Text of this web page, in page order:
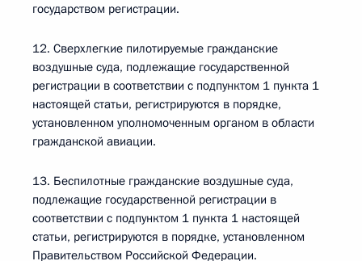
государством регистрации.
12. Сверхлегкие пилотируемые гражданские
воздушные суда, подлежащие государственной
регистрации в соответствии с подпунктом 1 пункта 1
настоящей статьи, регистрируются в порядке,
установленном уполномоченным органом в области
гражданской авиации.
13. Беспилотные гражданские воздушные суда,
подлежащие государственной регистрации в
соответствии с подпунктом 1 пункта 1 настоящей
статьи, регистрируются в порядке, установленном
Правительством Российской Федерации.